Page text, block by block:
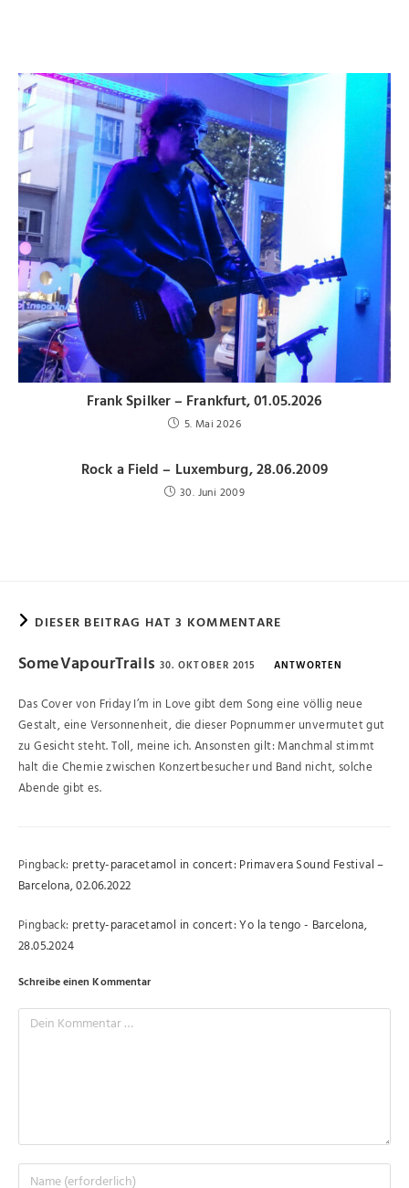
Frank Spilker – Frankfurt, 01.05.2026
5. Mai 2026
Rock a Field – Luxemburg, 28.06.2009
30. Juni 2009
DIESER BEITRAG HAT 3 KOMMENTARE
SomeVapourTrails 30. OKTOBER 2015 ANTWORTEN
Das Cover von Friday I’m in Love gibt dem Song eine völlig neue
Gestalt, eine Versonnenheit, die dieser Popnummer unvermutet gut
zu Gesicht steht. Toll, meine ich. Ansonsten gilt: Manchmal stimmt
halt die Chemie zwischen Konzertbesucher und Band nicht, solche
Abende gibt es.
Pingback: pretty-paracetamol in concert: Primavera Sound Festival –
Barcelona, 02.06.2022
Pingback: pretty-paracetamol in concert: Yo la tengo - Barcelona,
28.05.2024
Schreibe einen Kommentar